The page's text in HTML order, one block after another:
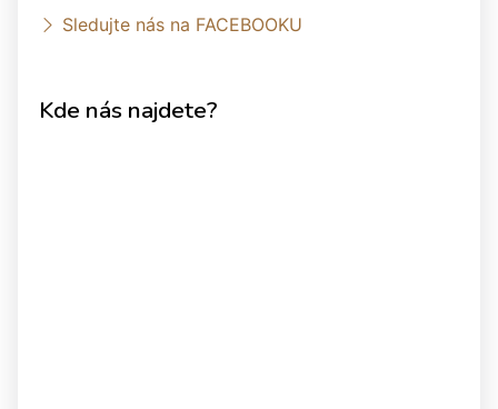
Sledujte nás na FACEBOOKU
Kde nás najdete?